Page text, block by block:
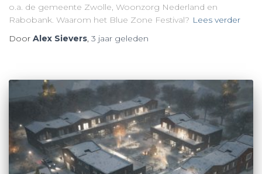
o.a. de gemeente Zwolle, Woonzorg Nederland en
Rabobank. Waarom het Blue Zone Festival? Lees verder
Door Alex Sievers 3 jaar geleden